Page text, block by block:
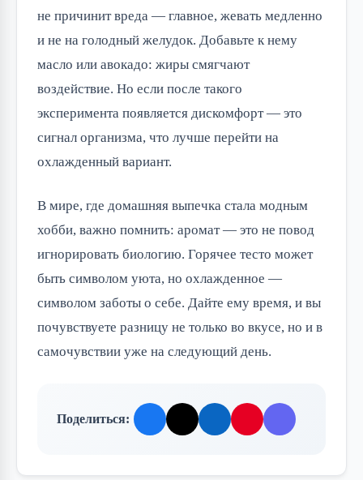
не причинит вреда — главное, жевать медленно
и не на голодный желудок. Добавьте к нему
масло или авокадо: жиры смягчают
воздействие. Но если после такого
эксперимента появляется дискомфорт — это
сигнал организма, что лучше перейти на
охлажденный вариант.
В мире, где домашняя выпечка стала модным
хобби, важно помнить: аромат — это не повод
игнорировать биологию. Горячее тесто может
быть символом уюта, но охлажденное —
символом заботы о себе. Дайте ему время, и вы
почувствуете разницу не только во вкусе, но и в
самочувствии уже на следующий день.
Поделиться: